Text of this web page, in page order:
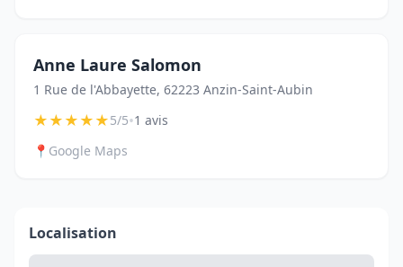
Anne Laure Salomon
1 Rue de l'Abbayette, 62223 Anzin-Saint-Aubin
★★★★★5/5•1 avis
📍 Google Maps
Localisation